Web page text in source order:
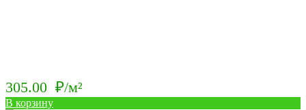
305.00 ₽/м²
В корзину